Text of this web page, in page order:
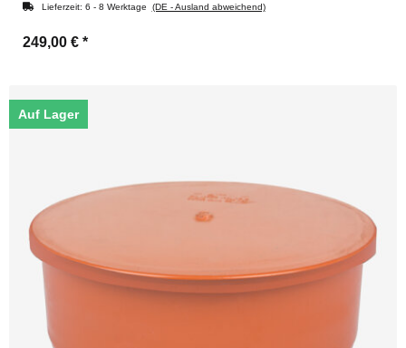
Lieferzeit: 6 - 8 Werktage (DE - Ausland abweichend)
249,00 € *
Auf Lager